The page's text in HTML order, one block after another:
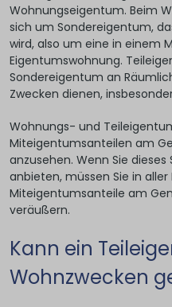
Wohnungseigentum. Beim
sich um Sondereigentum,
wird, also um eine in einem
Eigentumswohnung.
Sondereigentum an
Zwecken dienen,
Wohnungs- und
Miteigentumsanteilen am
anzusehen. Wenn Sie
anbieten, müssen Sie in
Miteigentumsanteile am
veräußern.
Kann ein
Wohnzwecken